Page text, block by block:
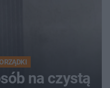
na czystą